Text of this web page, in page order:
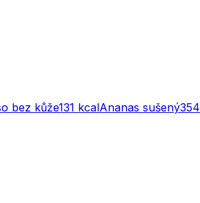
bez kůže131 kcalAnanas sušený354